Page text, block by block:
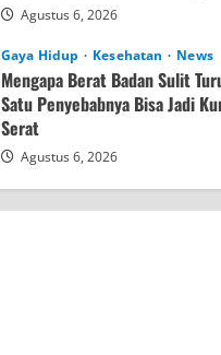
Agustus 6, 2026
Gaya Hidup Kesehatan News
Mengapa Berat Badan Sulit
Satu Penyebabnya Bisa Jadi
Serat
Agustus 6, 2026